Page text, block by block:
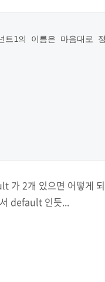
1의 이름은 마음대로
가 2개 있으면 어떻게
default 인듯...